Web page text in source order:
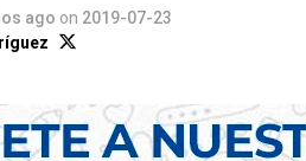
ago on 2019-07-23